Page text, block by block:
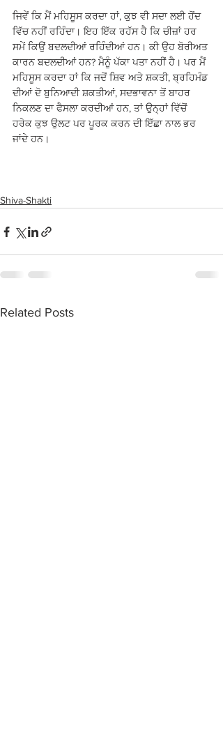
ਜਿਵੇਂ ਕਿ ਮੈਂ ਮਹਿਸੂਸ ਕਰਦਾ ਹਾਂ, ਕੁਝ ਵੀ ਸਦਾ ਲਈ ਹੋਂਦ
ਵਿੱਚ ਨਹੀਂ ਰਹਿੰਦਾ। ਇਹ ਇੱਕ ਰਹੱਸ ਹੈ ਕਿ ਚੀਜ਼ਾਂ ਹਰ
ਸਮੇਂ ਕਿਉਂ ਬਦਲਦੀਆਂ ਰਹਿੰਦੀਆਂ ਹਨ। ਕੀ ਉਹ ਬੋਰੀਅਤ
ਕਾਰਨ ਬਦਲਦੀਆਂ ਹਨ? ਮੈਨੂੰ ਪੱਕਾ ਪਤਾ ਨਹੀਂ ਹੈ। ਪਰ ਮੈਂ
ਮਹਿਸੂਸ ਕਰਦਾ ਹਾਂ ਕਿ ਜਦੋਂ ਸ਼ਿਵ ਅਤੇ ਸ਼ਕਤੀ, ਬ੍ਰਹਿਮੰਡ
ਦੀਆਂ ਦੋ ਬੁਨਿਆਦੀ ਸ਼ਕਤੀਆਂ, ਸਦਭਾਵਨਾ ਤੋਂ ਬਾਹਰ
ਨਿਕਲਣ ਦਾ ਫੈਸਲਾ ਕਰਦੀਆਂ ਹਨ, ਤਾਂ ਉਨ੍ਹਾਂ ਵਿੱਚੋਂ
ਹਰੇਕ ਕੁਝ ਉਲਟ ਪਰ ਪੂਰਕ ਕਰਨ ਦੀ ਇੱਛਾ ਨਾਲ ਭਰ
ਜਾਂਦੇ ਹਨ।
Shiva-Shakti
Related Posts